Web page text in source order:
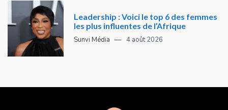
Leadership : Voici le top 6 des femmes
les plus influentes de l’Afrique
Sunvi Média 4 août 2026